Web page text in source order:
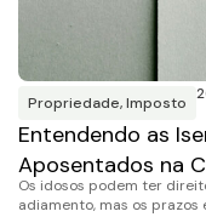
Propriedade,Imposto
Entendendo as
Aposentados na
Os idosos podem ter
adiamento, mas os